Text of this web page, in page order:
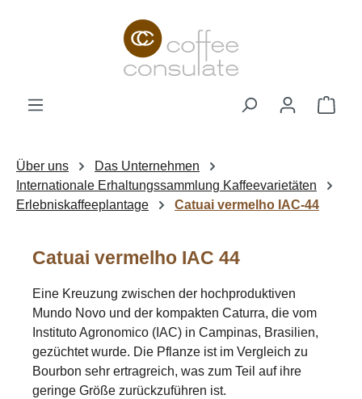
Zum Hauptinhalt springen
Über uns
Das Unternehmen
Internationale Erhaltungssammlung Kaffeevarietäten
Erlebniskaffeeplantage
Catuai vermelho IAC-44
Catuai vermelho IAC 44
Eine Kreuzung zwischen der hochproduktiven
Mundo Novo und der kompakten Caturra, die vom
Instituto Agronomico (IAC) in Campinas, Brasilien,
gezüchtet wurde. Die Pflanze ist im Vergleich zu
Bourbon sehr ertragreich, was zum Teil auf ihre
geringe Größe zurückzuführen ist.